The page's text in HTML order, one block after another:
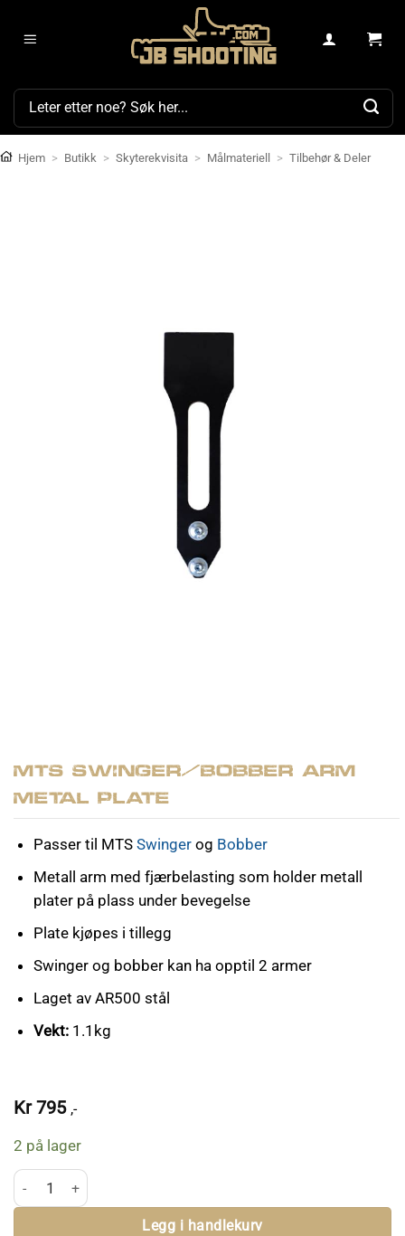
Søk
Hjem > Butikk > Skyterekvisita > Målmateriell > Tilbehør & Deler
MTS Swinger/Bobber Arm
Metal Plate
Passer til MTS Swingerog Bobber
Metall arm med fjærbelasting som holder metall
plater på plass under bevegelse
Plate kjøpes i tillegg
Swinger og bobber kan ha opptil 2 armer
Laget av AR500 stål
Vekt:1.1kg
Kr795 ,-
2 på lager
MTS Swinger/Bobber Arm Metal Plate antall
Legg i handlekurv